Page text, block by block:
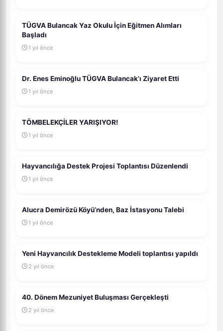
TÜGVA Bulancak Yaz Okulu İçin Eğitmen Alımları
Başladı
1 yıl önce
Dr. Enes Eminoğlu TÜGVA Bulancak’ı Ziyaret Etti
1 yıl önce
TÖMBELEKÇİLER YARIŞIYOR!
1 yıl önce
Hayvancılığa Destek Projesi Toplantısı Düzenlendi
1 yıl önce
Alucra Demirözü Köyü’nden, Baz İstasyonu Talebi
1 yıl önce
Yeni Hayvancılık Destekleme Modeli toplantısı yapıldı
2 yıl önce
40. Dönem Mezuniyet Buluşması Gerçekleşti
2 yıl önce